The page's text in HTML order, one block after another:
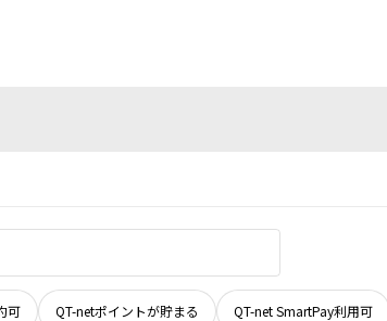
可 QT-netポイントが貯まる QT-net SmartPay利用可